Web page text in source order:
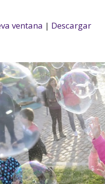
ventana | Descargar